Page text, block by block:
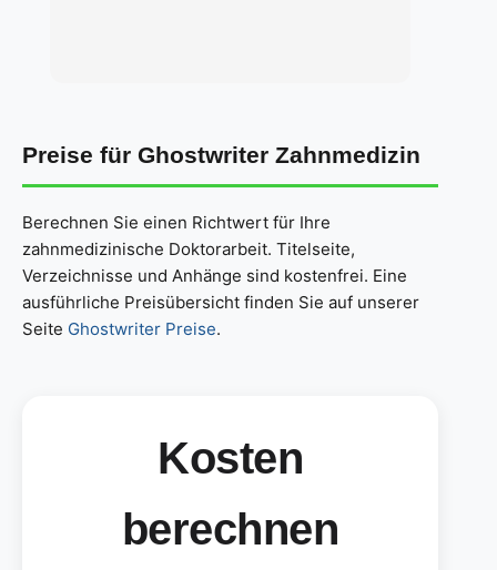
Preise für Ghostwriter Zahnmedizin
Berechnen Sie einen Richtwert für Ihre
zahnmedizinische Doktorarbeit. Titelseite,
Verzeichnisse und Anhänge sind kostenfrei. Eine
ausführliche Preisübersicht finden Sie auf unserer
Seite Ghostwriter Preise.
Kosten
berechnen